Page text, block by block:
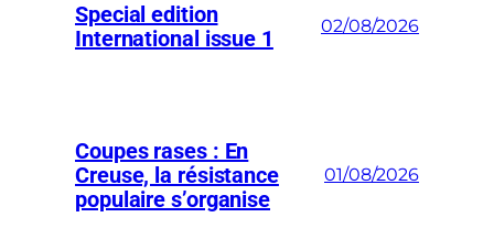
Special edition
International issue 1
02/08/2026
Coupes rases : En
Creuse, la résistance
populaire s’organise
01/08/2026